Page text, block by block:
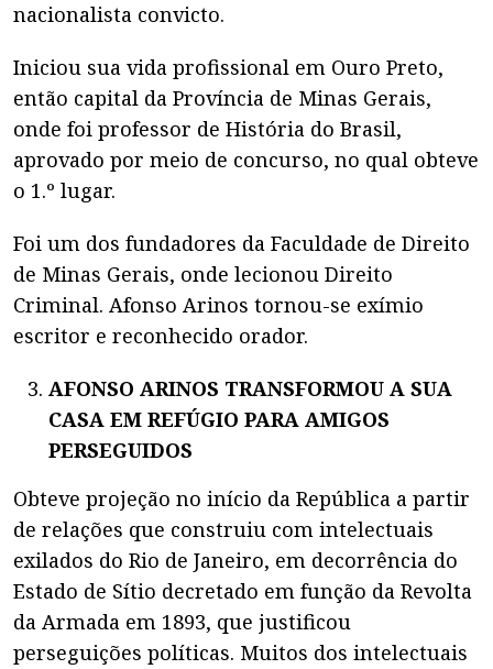
nacionalista convicto.
Iniciou sua vida profissional em Ouro Preto,
então capital da Província de Minas Gerais,
onde foi professor de História do Brasil,
aprovado por meio de concurso, no qual obteve
o 1.º lugar.
Foi um dos fundadores da Faculdade de Direito
de Minas Gerais, onde lecionou Direito
Criminal. Afonso Arinos tornou-se exímio
escritor e reconhecido orador.
AFONSO ARINOS TRANSFORMOU A SUA
CASA EM REFÚGIO PARA AMIGOS
PERSEGUIDOS
Obteve projeção no início da República a partir
de relações que construiu com intelectuais
exilados do Rio de Janeiro, em decorrência do
Estado de Sítio decretado em função da Revolta
da Armada em 1893, que justificou
perseguições políticas. Muitos dos intelectuais